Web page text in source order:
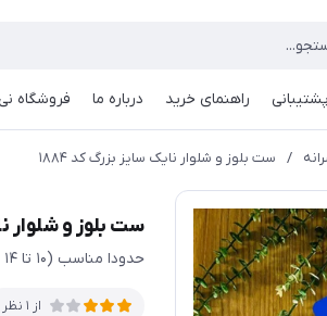
راهنمای خرید درباره ما فروشگاه
/ ست بلوز و شلوار نایک سایز بزرگ کد ۱۸۸۴
ست بلوز و شلوار
حدودا مناسب (۱۰ تا ۱۴ سال) به علت متفاوت بودن قواره تولیدی ها حتما اندازها چک شود
از 1 نظر